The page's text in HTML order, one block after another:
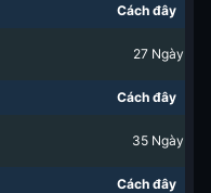
Cách đây
27 Ngày
Cách đây
35 Ngày
Cách đây